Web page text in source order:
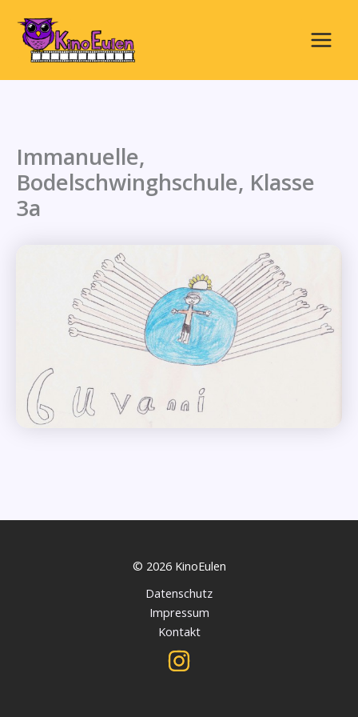
Inhalt
springen
Main
Menu
Immanuelle,
Bodelschwinghschule, Klasse
3a
© 2026 KinoEulen
Datenschutz
Impressum
Kontakt